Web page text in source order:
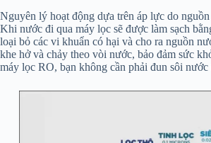
Nguyên lý hoạt động dựa trên áp lực do
Khi nước đi qua máy lọc sẽ được làm sạch
loại bỏ các vi khuẩn có hại và cho ra nguồn
khe hở và chảy theo vòi nước, bảo đảm sức
máy lọc RO, bạn không cần phải đun sôi